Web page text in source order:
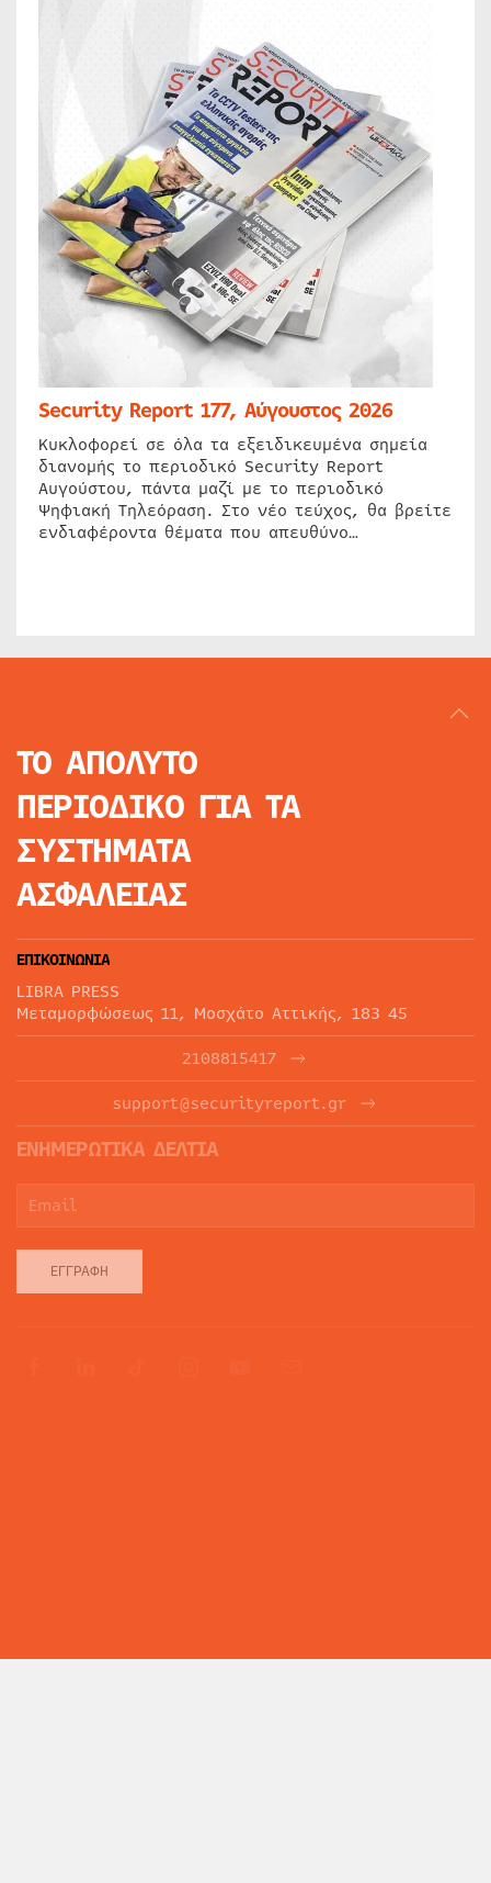
Security Report 177, Αύγουστος 2026
Κυκλοφορεί σε όλα τα εξειδικευμένα σημεία
διανομής το περιοδικό Security Report
Αυγούστου, πάντα μαζί με το περιοδικό
Ψηφιακή Τηλεόραση. Στο νέο τεύχος, θα βρείτε
ενδιαφέροντα θέματα που απευθύνο…
ΤΟ ΑΠΟΛΥΤΟ
ΠΕΡΙΟΔΙΚΟ ΓΙΑ ΤΑ
ΣΥΣΤΗΜΑΤΑ
ΑΣΦΑΛΕΙΑΣ
ΕΠΙΚΟΙΝΩΝΙΑ
LIBRA PRESS
Μεταμορφώσεως 11, Μοσχάτο Αττικής, 183 45
2108815417
support@securityreport.gr
ΕΝΗΜΕΡΩΤΙΚΑ ΔΕΛΤΙΑ
ΕΓΓΡΑΦΉ